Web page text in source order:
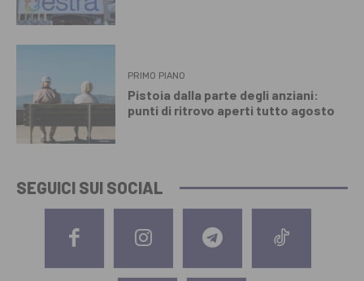
PRIMO PIANO
Pistoia dalla parte degli anziani:
punti di ritrovo aperti tutto agosto
SEGUICI SUI SOCIAL